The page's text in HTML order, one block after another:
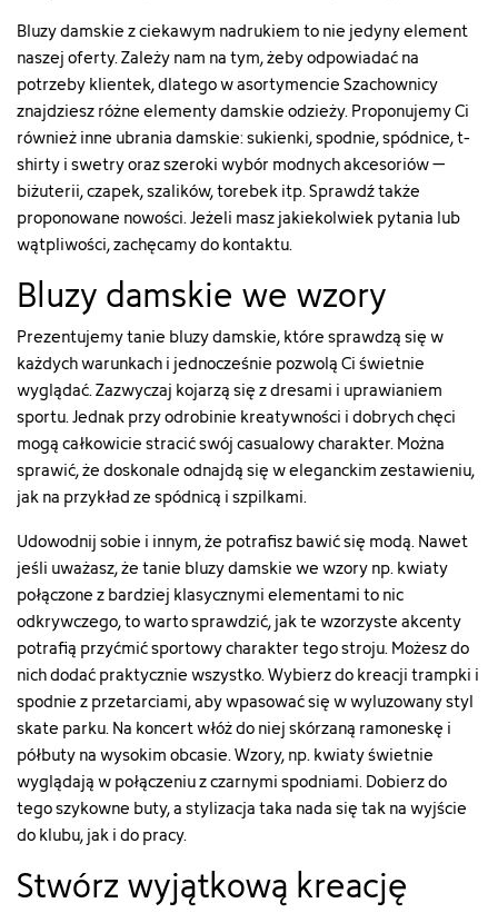
Bluzy damskie z ciekawym nadrukiem to nie jedyny element
naszej oferty. Zależy nam na tym, żeby odpowiadać na
potrzeby klientek, dlatego w asortymencie Szachownicy
znajdziesz różne elementy damskie odzieży. Proponujemy Ci
również inne ubrania damskie: sukienki, spodnie, spódnice, t-
shirty i swetry oraz szeroki wybór modnych akcesoriów –
biżuterii, czapek, szalików, torebek itp. Sprawdź także
proponowane nowości. Jeżeli masz jakiekolwiek pytania lub
wątpliwości, zachęcamy do kontaktu.
Bluzy damskie we wzory
Prezentujemy tanie bluzy damskie, które sprawdzą się w
każdych warunkach i jednocześnie pozwolą Ci świetnie
wyglądać. Zazwyczaj kojarzą się z dresami i uprawianiem
sportu. Jednak przy odrobinie kreatywności i dobrych chęci
mogą całkowicie stracić swój casualowy charakter. Można
sprawić, że doskonale odnajdą się w eleganckim zestawieniu,
jak na przykład ze spódnicą i szpilkami.
Udowodnij sobie i innym, że potrafisz bawić się modą. Nawet
jeśli uważasz, że tanie bluzy damskie we wzory np. kwiaty
połączone z bardziej klasycznymi elementami to nic
odkrywczego, to warto sprawdzić, jak te wzorzyste akcenty
potrafią przyćmić sportowy charakter tego stroju. Możesz do
nich dodać praktycznie wszystko. Wybierz do kreacji trampki i
spodnie z przetarciami, aby wpasować się w wyluzowany styl
skate parku. Na koncert włóż do niej skórzaną ramoneskę i
półbuty na wysokim obcasie. Wzory, np. kwiaty świetnie
wyglądają w połączeniu z czarnymi spodniami. Dobierz do
tego szykowne buty, a stylizacja taka nada się tak na wyjście
do klubu, jak i do pracy.
Stwórz wyjątkową kreację